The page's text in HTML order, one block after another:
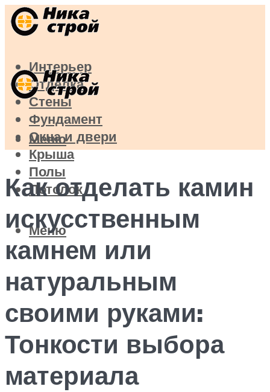
Интерьер
Отделка
Стены
Фундамент
Окна и двери
Крыша
Полы
Потолок
Меню
Меню
Как отделать камин
искусственным
камнем или
натуральным
своими руками:
Тонкости выбора
материала